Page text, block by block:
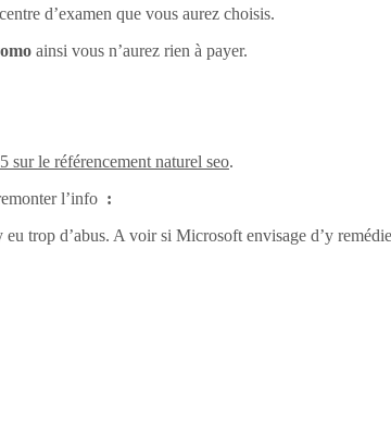
d’examen que vous aurez choisis.
ainsi vous n’aurez rien à payer.
sur le référencement naturel seo.
l’info :
trop d’abus. A voir si Microsoft envisage d’y